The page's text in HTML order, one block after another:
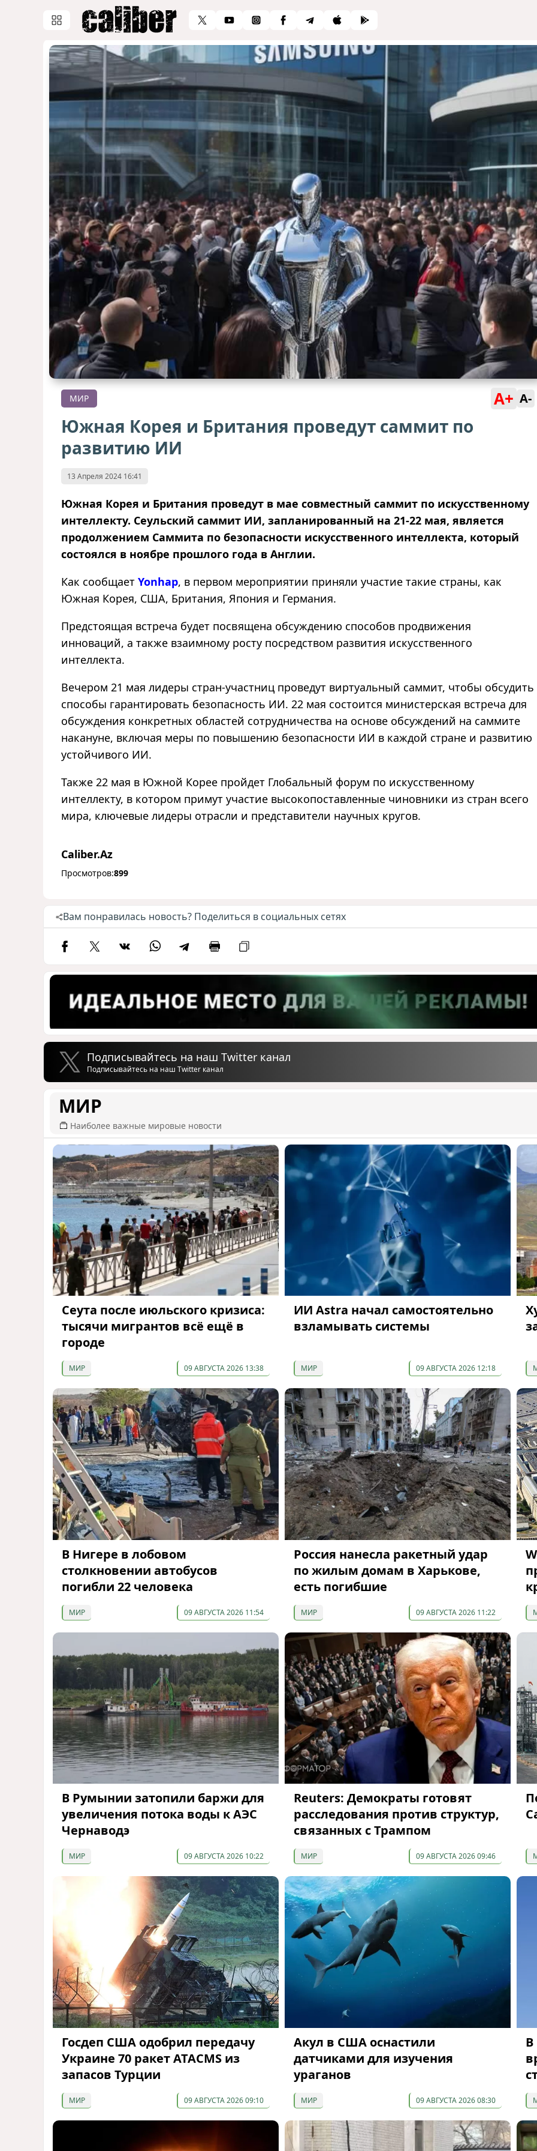
МИР A+ A-
Южная Корея и Британия проведут саммит по
развитию ИИ
13 Апреля 2024 16:41
Южная Корея и Британия проведут в мае совместный саммит по искусственному
интеллекту. Сеульский саммит ИИ, запланированный на 21-22 мая, является
продолжением Саммита по безопасности искусственного интеллекта, который
состоялся в ноябре прошлого года в Англии.
Как сообщает Yonhap, в первом мероприятии приняли участие такие страны, как
Южная Корея, США, Британия, Япония и Германия.
Предстоящая встреча будет посвящена обсуждению способов продвижения
инноваций, а также взаимному росту посредством развития искусственного
интеллекта.
Вечером 21 мая лидеры стран-участниц проведут виртуальный саммит, чтобы обсудить
способы гарантировать безопасность ИИ. 22 мая состоится министерская встреча для
обсуждения конкретных областей сотрудничества на основе обсуждений на саммите
накануне, включая меры по повышению безопасности ИИ в каждой стране и развитию
устойчивого ИИ.
Также 22 мая в Южной Корее пройдет Глобальный форум по искусственному
интеллекту, в котором примут участие высокопоставленные чиновники из стран всего
мира, ключевые лидеры отрасли и представители научных кругов.
Caliber.Az
Просмотров:899
Вам понравилась новость? Поделиться в социальных сетях
Подписывайтесь на наш Twitter канал
Подписывайтесь на наш Twitter канал
МИР
Наиболее важные мировые новости
Сеута после июльского кризиса:
тысячи мигрантов всё ещё в
городе
МИР 09 АВГУСТА 2026 13:38
ИИ Astra начал самостоятельно
взламывать системы
МИР 09 АВГУСТА 2026 12:18
В Нигере в лобовом
столкновении автобусов
погибли 22 человека
МИР 09 АВГУСТА 2026 11:54
Россия нанесла ракетный удар
по жилым домам в Харькове,
есть погибшие
МИР 09 АВГУСТА 2026 11:22
В Румынии затопили баржи для
увеличения потока воды к АЭС
Чернаводэ
МИР 09 АВГУСТА 2026 10:22
Reuters: Демократы готовят
расследования против структур,
связанных с Трампом
МИР 09 АВГУСТА 2026 09:46
Госдеп США одобрил передачу
Украине 70 ракет ATACMS из
запасов Турции
МИР 09 АВГУСТА 2026 09:10
Акул в США оснастили
датчиками для изучения
ураганов
МИР 09 АВГУСТА 2026 08:30
В